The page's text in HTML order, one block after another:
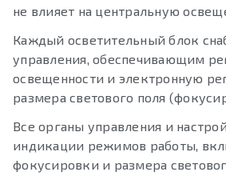
не влияет на центральную
Каждый осветительный блок
управления, обеспечивающим
освещенности и электронную
размера светового поля
Все органы управления и
индикации режимов работы,
фокусировки и размера